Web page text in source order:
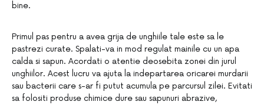
bine.
Primul pas pentru a avea grija de unghiile tale este sa le
pastrezi curate. Spalati-va in mod regulat mainile cu un apa
calda si sapun. Acordati o atentie deosebita zonei din jurul
unghiilor. Acest lucru va ajuta la indepartarea oricarei murdarii
sau bacterii care s-ar fi putut acumula pe parcursul zilei. Evitati
sa folositi produse chimice dure sau sapunuri abrazive,